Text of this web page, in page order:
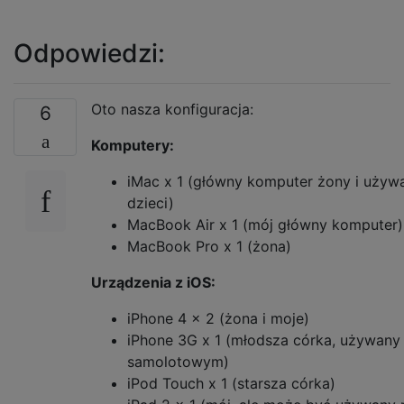
Odpowiedzi:
6
Oto nasza konfiguracja:
Komputery:
iMac x 1 (główny komputer żony i
dzieci)
MacBook Air x 1 (mój główny komputer)
MacBook Pro x 1 (żona)
Urządzenia z iOS:
iPhone 4 x 2 (żona i moje)
iPhone 3G x 1 (młodsza córka,
samolotowym)
iPod Touch x 1 (starsza córka)